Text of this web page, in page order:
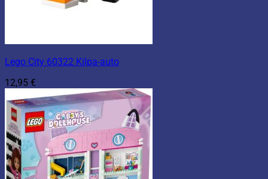
Lego City 60322 Kilpa-auto
12,95 €